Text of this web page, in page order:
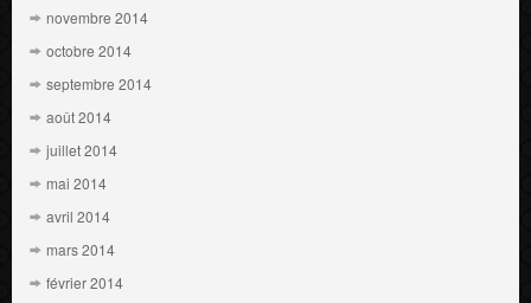
novembre 2014
octobre 2014
septembre 2014
août 2014
juillet 2014
mai 2014
avril 2014
mars 2014
février 2014